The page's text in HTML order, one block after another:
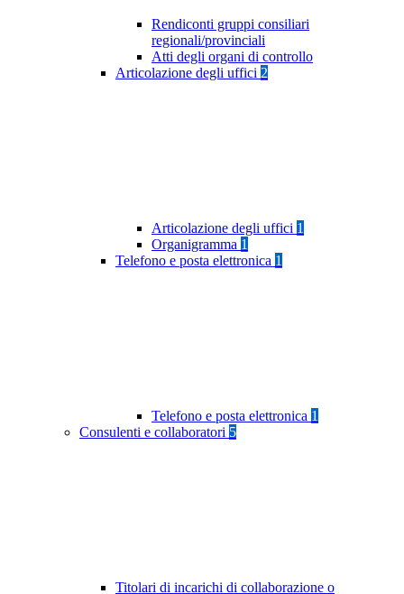
Rendiconti gruppi consiliari
regionali/provinciali
Atti degli organi di controllo
Articolazione degli uffici 2
Articolazione degli uffici 1
Organigramma 1
Telefono e posta elettronica 1
Telefono e posta elettronica 1
Consulenti e collaboratori 5
Titolari di incarichi di collaborazione o